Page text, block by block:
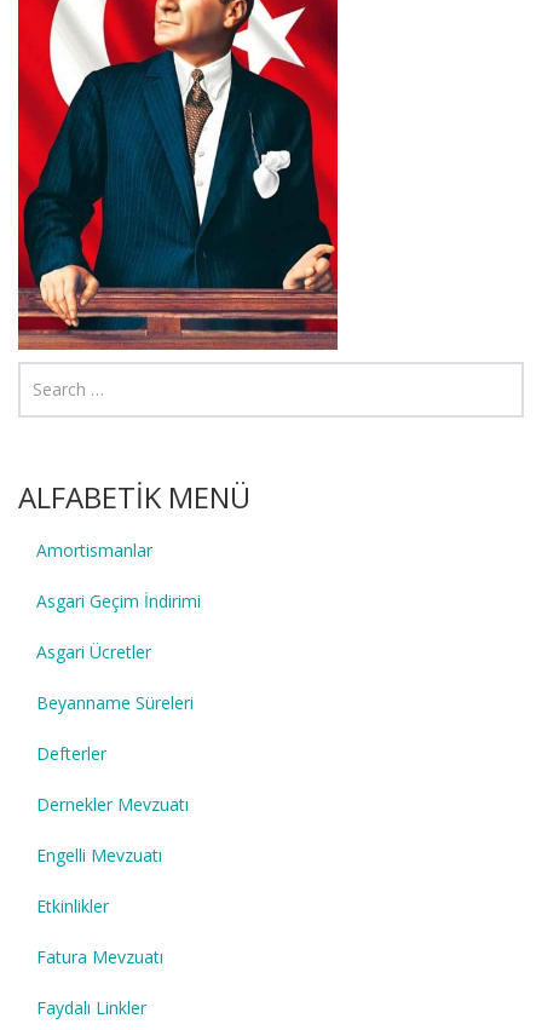
ALFABETİK MENÜ
Amortismanlar
Asgari Geçim İndirimi
Asgari Ücretler
Beyanname Süreleri
Defterler
Dernekler Mevzuatı
Engelli Mevzuatı
Etkinlikler
Fatura Mevzuatı
Faydalı Linkler